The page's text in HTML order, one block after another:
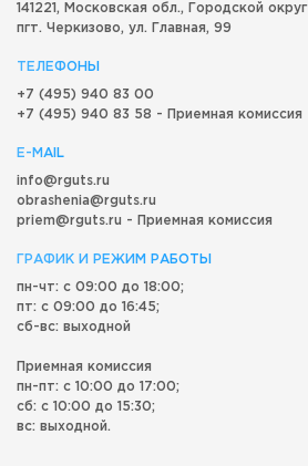
141221, Московская обл., Городской округ
пгт. Черкизово, ул. Главная, 99
ТЕЛЕФОНЫ
+7 (495) 940 83 00
+7 (495) 940 83 58 - Приемная комиссия
E-MAIL
info@rguts.ru
obrashenia@rguts.ru
priem@rguts.ru - Приемная комиссия
ГРАФИК И РЕЖИМ РАБОТЫ
пн-чт: с 09:00 до 18:00;
пт: с 09:00 до 16:45;
сб-вс: выходной
Приемная комиссия
пн-пт: с 10:00 до 17:00;
сб: с 10:00 до 15:30;
вс: выходной.